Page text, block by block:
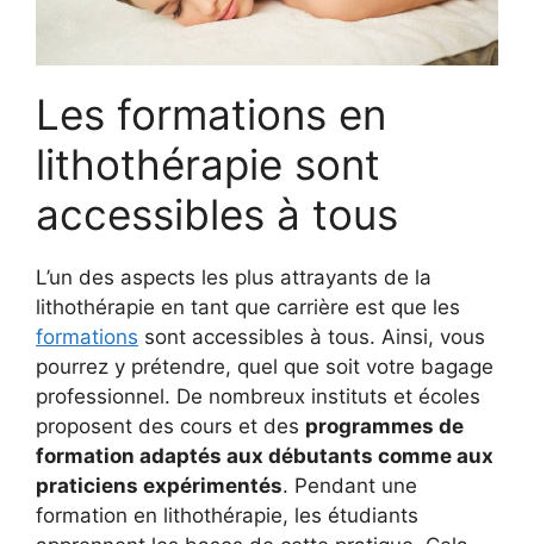
Les formations en
lithothérapie sont
accessibles à tous
L’un des aspects les plus attrayants de la
lithothérapie en tant que carrière est que les
formations sont accessibles à tous. Ainsi, vous
pourrez y prétendre, quel que soit votre bagage
professionnel. De nombreux instituts et écoles
proposent des cours et des programmes de
formation adaptés aux débutants comme aux
praticiens expérimentés. Pendant une
formation en lithothérapie, les étudiants